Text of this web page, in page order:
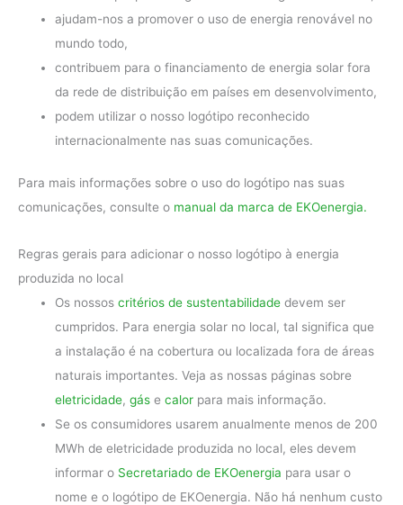
ajudam-nos a promover o uso de energia renovável no
mundo todo,
contribuem para o financiamento de energia solar fora
da rede de distribuição em países em desenvolvimento,
podem utilizar o nosso logótipo reconhecido
internacionalmente nas suas comunicações.
Para mais informações sobre o uso do logótipo nas suas
comunicações, consulte o manual da marca de EKOenergia.
Regras gerais para adicionar o nosso logótipo à energia
produzida no local
Os nossoscritérios de sustentabilidade devem ser
cumpridos. Para energia solar no local, tal significa que
a instalação é na cobertura ou localizada fora de áreas
naturais importantes. Veja as nossas páginas sobre
eletricidade,gás ecalor para mais informação.
Se os consumidores usarem anualmente menos de 200
MWh de eletricidade produzida no local, eles devem
informar o Secretariado de EKOenergia para usar o
nome e o logótipo de EKOenergia. Não há nenhum custo